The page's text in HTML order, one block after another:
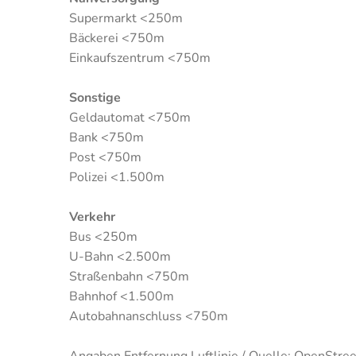
Supermarkt <250m
Bäckerei <750m
Einkaufszentrum <750m
Sonstige
Geldautomat <750m
Bank <750m
Post <750m
Polizei <1.500m
Verkehr
Bus <250m
U-Bahn <2.500m
Straßenbahn <750m
Bahnhof <1.500m
Autobahnanschluss <750m